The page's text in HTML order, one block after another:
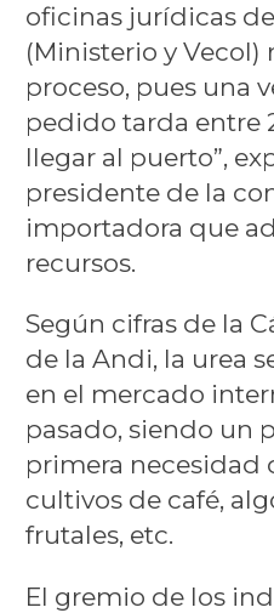
oficinas jurídicas
(Ministerio y Vecol)
proceso, pues una
pedido tarda entre
llegar al puerto”,
presidente de la
importadora que
recursos.
Según cifras de la
de la Andi, la urea
en el mercado
pasado, siendo un
primera necesidad
cultivos de café,
frutales, etc.
El gremio de los